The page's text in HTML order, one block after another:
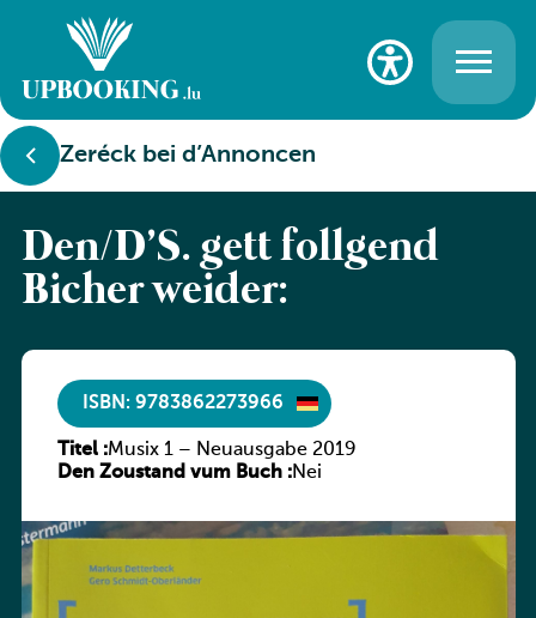
Zeréck bei d’Annoncen
Den/D’S. gëtt follgend
Bicher weider:
ISBN: 9783862273966
Titel :Musix 1 – Neuausgabe 2019
Den Zoustand vum Buch :Nei